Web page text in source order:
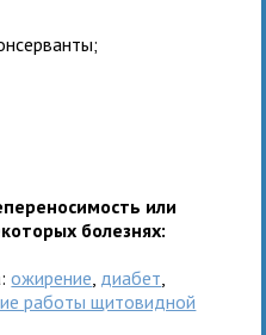
или
болезнях:
:ожирение диабет
работы щитовидной